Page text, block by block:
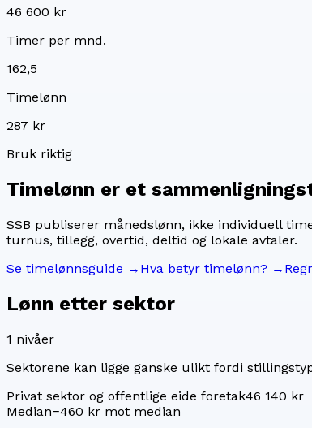
46 600 kr
Timer per mnd.
162,5
Timelønn
287 kr
Bruk riktig
Timelønn er et
SSB publiserer månedslønn, ikke individuell
turnus, tillegg, overtid, deltid og lokale avtaler.
Se timelønnsguide → Hva betyr timelønn? →
Lønn etter sektor
1 nivåer
Sektorene kan ligge ganske ulikt fordi
Privat sektor og offentlige eide foretak46 140 kr
Median−460 kr mot median